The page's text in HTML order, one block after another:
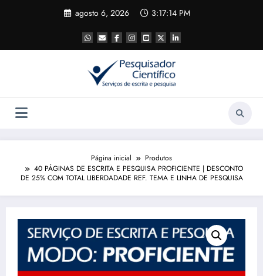
agosto 6, 2026 3:17:15 PM
Página inicial
Produtos
40 PÁGINAS DE ESCRITA E PESQUISA PROFICIENTE | DESCONTO
DE 25% COM TOTAL LIBERDADADE REF. TEMA E LINHA DE PESQUISA